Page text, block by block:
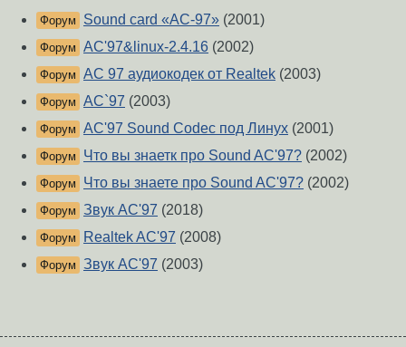
Форум Sound card «AC-97» (2001)
Форум AC'97&linux-2.4.16 (2002)
Форум AC 97 аудиокодек от Realtek (2003)
Форум AC`97 (2003)
Форум AC'97 Sound Codec под Линух (2001)
Форум Что вы знаетк про Sound AC'97? (2002)
Форум Что вы знаете про Sound AC'97? (2002)
Форум Звук AC'97 (2018)
Форум Realtek AC'97 (2008)
Форум Звук AC'97 (2003)